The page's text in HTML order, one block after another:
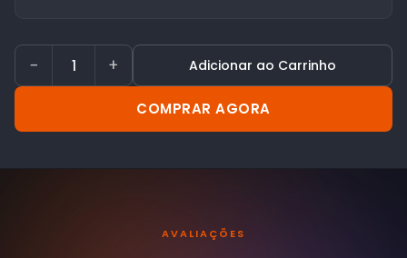
− + Adicionar ao Carrinho
COMPRAR AGORA
AVALIAÇÕES